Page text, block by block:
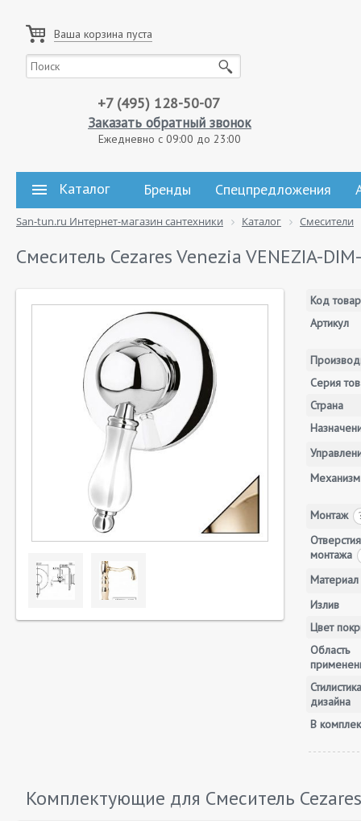
Ваша корзина пуста
+7 (495) 128-50-07
Заказать обратный звонок
Ежедневно с 09:00 до 23:00
Каталог Бренды Спецпредложения
San-tun.ru Интернет-магазин сантехники Каталог Смесители
Смеситель Cezares Venezia VENEZIA-
Код
Артикул
Серия
Страна
Механизм
Монтаж
монтажа
Материал
Излив
Цвет
Область
Стилистика
дизайна
В
Комплектующие для Смеситель